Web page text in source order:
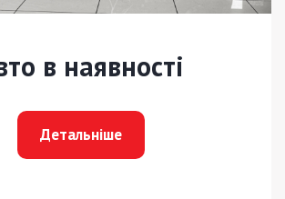
в наявності
Детальніше